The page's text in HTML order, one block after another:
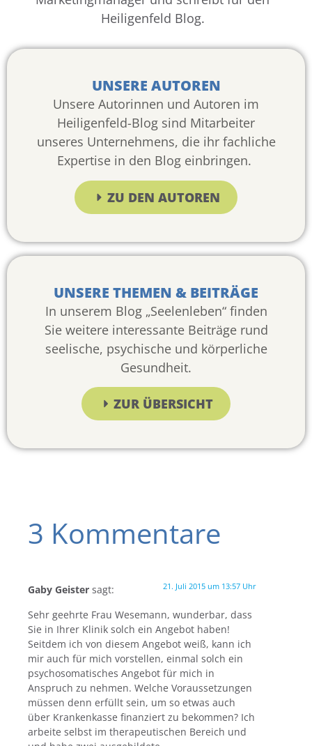
Heiligenfeld Blog.
UNSERE AUTOREN
Unsere Autorinnen und Autoren im
Heiligenfeld-Blog sind Mitarbeiter
unseres Unternehmens, die ihr fachliche
Expertise in den Blog einbringen.
ZU DEN AUTOREN
UNSERE THEMEN & BEITRÄGE
In unserem Blog „Seelenleben“ finden
Sie weitere interessante Beiträge rund
seelische, psychische und körperliche
Gesundheit.
ZUR ÜBERSICHT
3 Kommentare
Gaby Geister sagt: 21. Juli 2015 um 13:57 Uhr
Sehr geehrte Frau Wesemann, wunderbar, dass
Sie in Ihrer Klinik solch ein Angebot haben!
Seitdem ich von diesem Angebot weiß, kann ich
mir auch für mich vorstellen, einmal solch ein
psychosomatisches Angebot für mich in
Anspruch zu nehmen. Welche Voraussetzungen
müssen denn erfüllt sein, um so etwas auch
über Krankenkasse finanziert zu bekommen? Ich
arbeite selbst im therapeutischen Bereich und